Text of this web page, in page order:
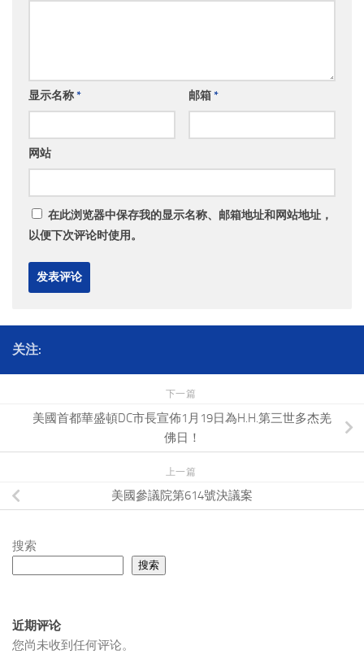
显示名称* 邮箱*
网站
在此浏览器中保存我的显示名称、邮箱地址和网站地址，
以便下次评论时使用。
关注:
下一篇
美國首都華盛頓DC市長宣佈1月19日為H.H.第三世多杰羌
佛日！
上一篇
美國參議院第614號決議案
搜索
搜索
近期评论
您尚未收到任何评论。